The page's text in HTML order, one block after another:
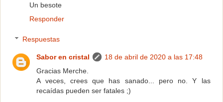
Un besote
Responder
Respuestas
Sabor en cristal
18 de abril de 2020 a las 17:48
Gracias Merche.
A veces, crees que has sanado... pero no. Y las
recaídas pueden ser fatales ;)